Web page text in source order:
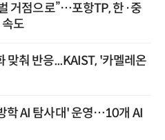
거점으로”…포항TP, 한·중
도
맞춰 반응...KAIST, '카멜레온
학 AI 탐사대' 운영…10개 AI